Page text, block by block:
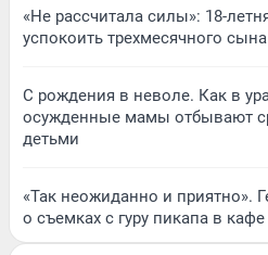
«Не рассчитала силы»: 18-
успокоить трехмесячного
С рождения в неволе. Как в
осужденные мамы отбывают
детьми
«Так неожиданно и приятно».
о съемках с гуру пикапа в